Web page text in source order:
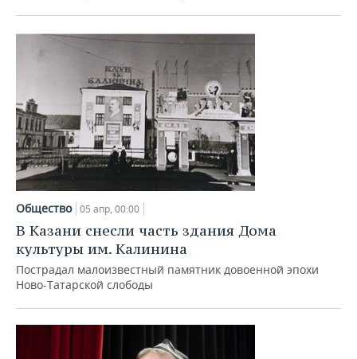
Общество 05 апр, 00:00
В Казани снесли часть здания Дома
культуры им. Калинина
Пострадал малоизвестный памятник довоенной эпохи
Ново-Татарской слободы